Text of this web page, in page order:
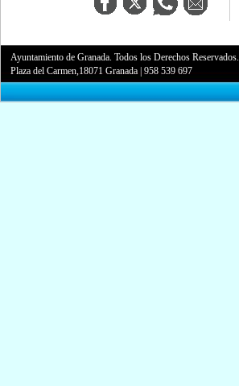
Ayuntamiento de Granada. Todos los Derechos Reservados.
Plaza del Carmen,18071 Granada |958 539 697